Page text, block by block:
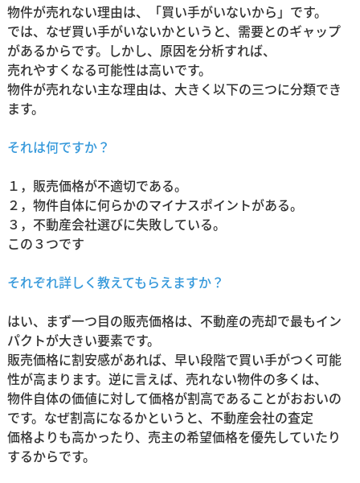
物件が売れない理由は、「買い手がいないから」です。
では、なぜ買い手がいないかというと、需要とのギャップ
があるからです。しかし、原因を分析すれば、
売れやすくなる可能性は高いです。
物件が売れない主な理由は、大きく以下の三つに分類でき
ます。
それは何ですか？
１，販売価格が不適切である。
２，物件自体に何らかのマイナスポイントがある。
３，不動産会社選びに失敗している。
この３つです
それぞれ詳しく教えてもらえますか？
はい、まず一つ目の販売価格は、不動産の売却で最もイン
パクトが大きい要素です。
販売価格に割安感があれば、早い段階で買い手がつく可能
性が高まります。逆に言えば、売れない物件の多くは、
物件自体の価値に対して価格が割高であることがおおいの
です。なぜ割高になるかというと、不動産会社の査定
価格よりも高かったり、売主の希望価格を優先していたり
するからです。